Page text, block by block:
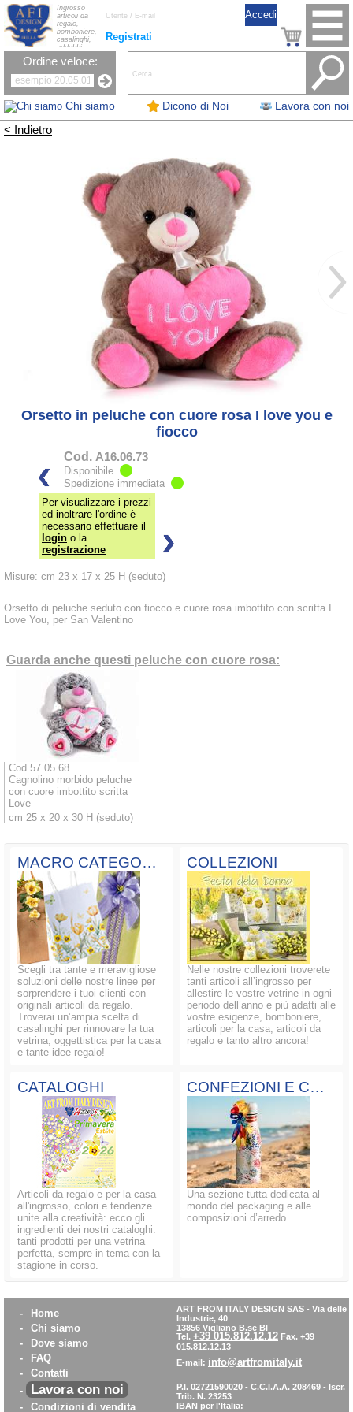
Chi siamo Dicono di Noi Lavora con noi
Registrati
Ingrosso
articoli da
regalo,
bomboniere,
casalinghi,
addobbi
natalizi, nastri,
oggettistica,
la tavola, fiori
artificiali e
candele.
Ordine veloce:
< Indietro
Orsetto in peluche con cuore rosa I love you e
fiocco
Cod. A16.06.73
Disponibile
Spedizione immediata
Per visualizzare i prezzi
ed inoltrare l'ordine è
necessario effettuare il
login o la
registrazione
Misure: cm 23 x 17 x 25 H (seduto)
Orsetto di peluche seduto con fiocco e cuore rosa imbottito con scritta I
Love You, per San Valentino
Guarda anche questi peluche con cuore rosa:
Cod.57.05.68
Cagnolino morbido peluche
con cuore imbottito scritta
Love
cm 25 x 20 x 30 H (seduto)
MACRO CATEGORIE
Scegli tra tante e meravigliose
soluzioni delle nostre linee per
sorprendere i tuoi clienti con
originali articoli da regalo.
Troverai un’ampia scelta di
casalinghi per rinnovare la tua
vetrina, oggettistica per la casa
e tante idee regalo!
COLLEZIONI
Nelle nostre collezioni troverete
tanti articoli all’ingrosso per
allestire le vostre vetrine in ogni
periodo dell’anno e più adatti alle
vostre esigenze, bomboniere,
articoli per la casa, articoli da
regalo e tanto altro ancora!
CATALOGHI
Articoli da regalo e per la casa
all'ingrosso, colori e tendenze
unite alla creatività: ecco gli
ingredienti dei nostri cataloghi.
tanti prodotti per una vetrina
perfetta, sempre in tema con la
stagione in corso.
CONFEZIONI E COMPOSIZIONI
Una sezione tutta dedicata al
mondo del packaging e alle
composizioni d’arredo.
-
Home
-
Chi siamo
-
Dove siamo
-
FAQ
-
Contatti
-
Lavora con noi
- Condizioni di vendita
ART FROM ITALY DESIGN SAS - Via delle
Industrie, 40
13856 Vigliano B.se BI
Tel. +39 015.812.12.12 Fax. +39
015.812.12.13
E-mail: info@artfromitaly.it
P.I. 02721590020 - C.C.I.A.A. 208469 - Iscr.
Trib. N. 23253
IBAN per l'Italia: